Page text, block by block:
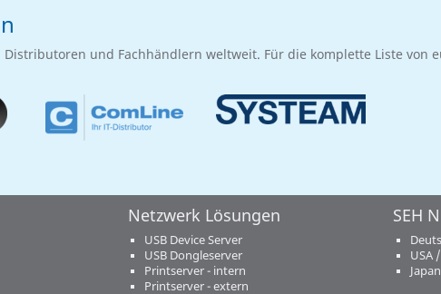
Distributoren und Fachhändlern weltweit. Für die komplette Liste
Netzwerk Lösungen
USB Device Server
USB Dongleserver
Printserver - intern
Printserver - extern
SEH
USA
Japan